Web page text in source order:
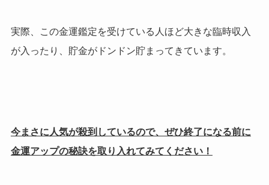
実際、この金運鑑定を受けている人ほど大きな臨時収入
が入ったり、貯金がドンドン貯まってきています。
今まさに人気が殺到しているので、ぜひ終了になる前に
金運アップの秘訣を取り入れてみてください！